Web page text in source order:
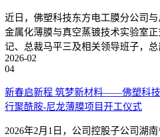
近日，佛塑科技东方电工膜分公司
金属化薄膜与真空蒸镀技术实验室
记、总裁马平三及相关领导班子，
2026-02
04
新春启新程 筑梦新材料——佛塑科
行聚酰胺-尼龙薄膜项目开工仪式
2026年2月1日，公司控股子公司湖